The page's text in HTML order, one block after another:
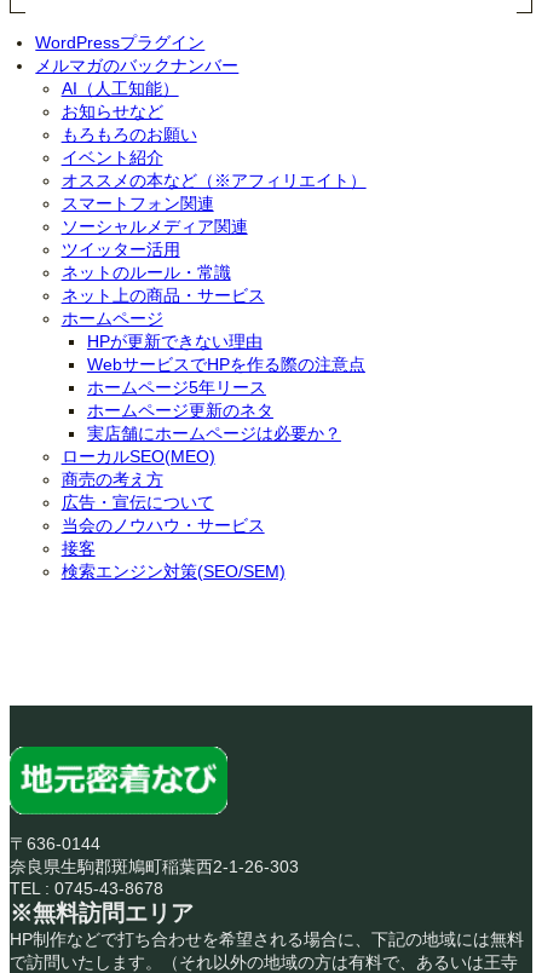
WordPressプラグイン
メルマガのバックナンバー
AI（人工知能）
お知らせなど
もろもろのお願い
イベント紹介
オススメの本など（※アフィリエイト）
スマートフォン関連
ソーシャルメディア関連
ツイッター活用
ネットのルール・常識
ネット上の商品・サービス
ホームページ
HPが更新できない理由
WebサービスでHPを作る際の注意点
ホームページ5年リース
ホームページ更新のネタ
実店舗にホームページは必要か？
ローカルSEO(MEO)
商売の考え方
広告・宣伝について
当会のノウハウ・サービス
接客
検索エンジン対策(SEO/SEM)
〒636-0144
奈良県生駒郡斑鳩町稲葉西2-1-26-303
TEL : 0745-43-8678
※無料訪問エリア
HP制作などで打ち合わせを希望される場合に、下記の地域には無料
で訪問いたします。（それ以外の地域の方は有料で、あるいは王寺